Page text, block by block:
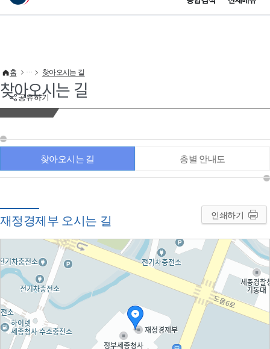
이 누리집은 대한민국 공식 전자정부 누리집입니다.
공유하기
홈 찾아오시는 길
찾아오시는 길
찾아오시는 길 층별 안내도
재정경제부 오시는 길 인쇄하기